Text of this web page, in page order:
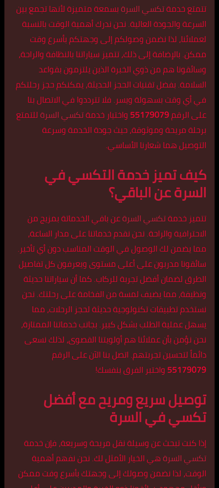
تتمتع خدمةتكسي السرةبسمعة متميزة لأنها تجمع بين
السرعة والجودة العالية. نحن ندرك أهمية الوقت بالنسبة
لعملائنا، لذا نضمن وصولكم إلى وجهتكم بأسرع وقت
ممكن. بالإضافة إلى ذلك، تتميز سياراتنا بالنظافة والراحة،
وسائقونا هم من ذوي الخبرة الذين يلتزمون بقواعد
السلامة. بفضل تقنيات الحجز الحديثة، يمكنكم حجز رحلتكم
في أي وقت بسهولة ويسر. فلا تترددوا في الاتصال بنا
على الرقم55179079واختيار خدمةتكسي السرةللتمتع
برحلة مريحة وموثوقة، حيث جودة الخدمة وسرعة
التوصيل هما شعارنا الأساسي.
كيف تميز خدمة التكسي في
السرة عن الباقي؟
تتميز خدمةتكسي السرةعن باقي الخدماتة بمزيج من
الاحترافية والراحة. نحن نقدم خدماتنا على مدار الساعة،
مما يضمن لك الوصول في الوقت المناسب دون أي تأخير.
سائقونا مدربون على أعلى مستوى ويعرفون كل تفاصيل
الطرق لضمان أفضل تجربة للركاب. كما أن سياراتنا حديثة
ونظيفة، مما يضيف لمسة من الفخامة على رحلتك. نحن
نستخدم تطبيقات تكنولوجية حديثة لحجز الرحلات، مما
يسهل عملية الطلب بشكل كبير. بجانب خدماتنا الممتازة،
نحن نؤمن بأن عملائنا هم أولويتنا القصوى، لذلك نسعى
دائماً لتحسين تجربتهم. اتصل بنا الآن على الرقم
55179079واختبر الفرق بنفسك!
توصيل سريع ومريح مع أفضل
تكسي في السرة
إذا كنت تبحث عن وسيلة نقل مريحة وسريعة، فإن خدمة
تكسي السرةهي الخيار الأمثل لك. نحن نفهم أهمية
الوقت، لذا نضمن وصولك إلى وجهتك بأسرع وقت ممكن